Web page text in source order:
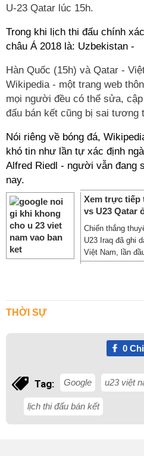
U-23 Qatar lúc 15h.
Trong khi lịch thi đấu chính
châu Á 2018 là: Uzbekistan -
Hàn Quốc (15h) và Qatar -
Wikipedia - một trang web
mọi người đều có thể sửa,
đấu bán kết cũng bị sai tương
Nói riêng về bóng đá,
khó tin như lần tự xác định
Alfred Riedl - người vẫn đang
nay.
Xem trực tiếp
vs U23 Qatar
Chiến thắng
U23 Iraq đã ghi
Việt Nam, lần
THỜI SỰ
0
Tag: Google u23 việt
lịch thi đấu bán kết